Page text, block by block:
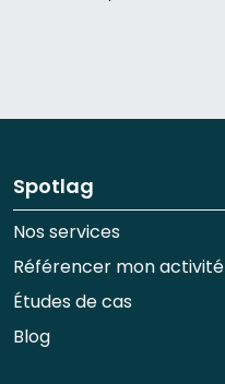
Spotlag
Nos services
Référencer mon activité
Études de cas
Blog